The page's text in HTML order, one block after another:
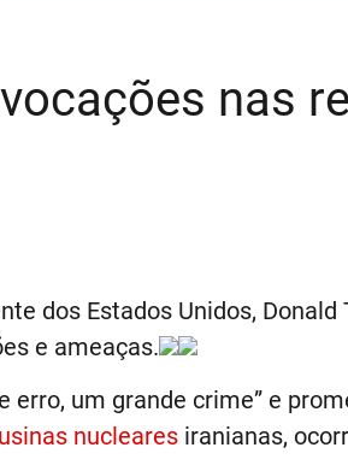
nas
dos Estados Unidos,
e ameaças.
um grande crime” e
nucleares iranianas,